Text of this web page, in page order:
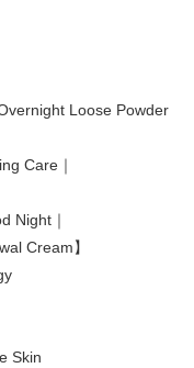
(MYR), jumlah produk
pertukaran semasa
Loose Powder
Care｜
Night｜
Cream】
Skin